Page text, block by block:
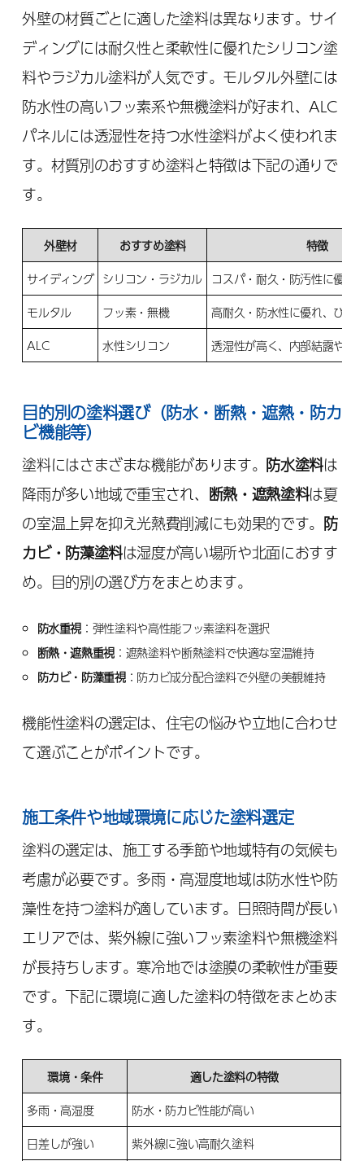
外壁の材質ごとに適した塗料は異なります。サイ
ディングには耐久性と柔軟性に優れたシリコン塗
料やラジカル塗料が人気です。モルタル外壁には
防水性の高いフッ素系や無機塗料が好まれ、ALC
パネルには透湿性を持つ水性塗料がよく使われま
す。材質別のおすすめ塗料と特徴は下記の通りで
す。
外壁材 おすすめ塗料
特徴
サイディング シリコン・ラジカル
コスパ・耐久・防汚性に優れ
モルタル
フッ素・無機
高耐久・防水性に優れ、ひび
ALC
水性シリコン 透湿性が高く、内部結露や塗
目的別の塗料選び（防水・断熱・遮熱・防カ
ビ機能等）
塗料にはさまざまな機能があります。 防水塗料は
降雨が多い地域で重宝され、 断熱・遮熱塗料は夏
の室温上昇を抑え光熱費削減にも効果的です。 防
カビ・防藻塗料は湿度が高い場所や北面におすす
め。目的別の選び方をまとめます。
防水重視 ：弾性塗料や高性能フッ素塗料を選択
断熱・遮熱重視 ：遮熱塗料や断熱塗料で快適な室温維持
防カビ・防藻重視：防カビ成分配合塗料で外壁の美観維持
機能性塗料の選定は、住宅の悩みや立地に合わせ
て選ぶことがポイントです。
施工条件や地域環境に応じた塗料選定
塗料の選定は、施工する季節や地域特有の気候も
考慮が必要です。多雨・高湿度地域は防水性や防
藻性を持つ塗料が適しています。日照時間が長い
エリアでは、紫外線に強いフッ素塗料や無機塗料
が長持ちします。寒冷地では塗膜の柔軟性が重要
です。下記に環境に適した塗料の特徴をまとめま
す。
環境・条件
適した塗料の特徴
多雨・高湿度
防水・防カビ性能が高い
日差しが強い
紫外線に強い高耐久塗料